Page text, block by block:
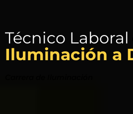
Técnico Laboral
Iluminación a